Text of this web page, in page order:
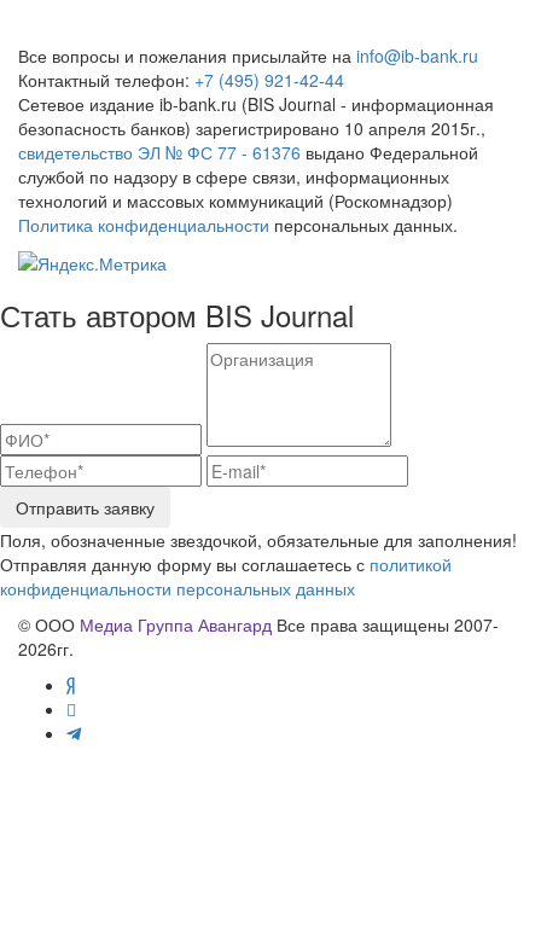
Все вопросы и пожелания присылайте на info@ib-bank.ru
Контактный телефон: +7 (495) 921-42-44
Сетевое издание ib-bank.ru (BIS Journal - информационная
безопасность банков) зарегистрировано 10 апреля 2015г.,
свидетельство ЭЛ № ФС 77 - 61376 выдано Федеральной
службой по надзору в сфере связи, информационных
технологий и массовых коммуникаций (Роскомнадзор)
Политика конфиденциальности персональных данных.
Стать автором BIS Journal
Отправить заявку
Поля, обозначенные звездочкой, обязательные для заполнения!
Отправляя данную форму вы соглашаетесь с политикой
конфиденциальности персональных данных
© ООО Медиа Группа Авангард Все права защищены 2007-
2026гг.